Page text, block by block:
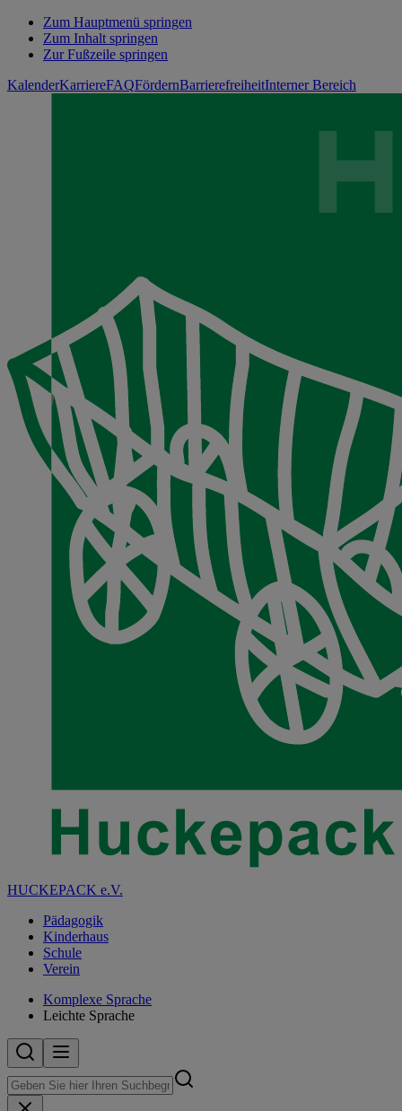
Zum Hauptmenü springen
Zum Inhalt springen
Zur Fußzeile springen
KalenderKarriereFAQFördernBarrierefreiheitInterner Bereich
HUCKEPACK e.V.
Pädagogik
Kinderhaus
Schule
Verein
Komplexe Sprache
Leichte Sprache